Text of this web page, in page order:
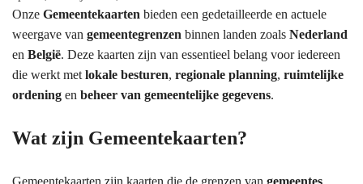
Onze Gemeentekaarten bieden een gedetailleerde en actuele
weergave van gemeentegrenzen binnen landen zoals Nederland
en België. Deze kaarten zijn van essentieel belang voor iedereen
die werkt met lokale besturen, regionale planning, ruimtelijke
ordening en beheer van gemeentelijke gegevens.
Wat zijn Gemeentekaarten?
Gemeentekaarten zijn kaarten die de grenzen van gemeentes